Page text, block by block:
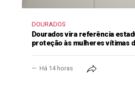
DOURADOS
Dourados vira referência
proteção às mulheres vítimas
Há 14 horas